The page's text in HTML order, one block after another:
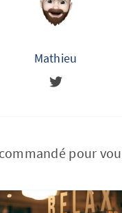
Mathieu
pour